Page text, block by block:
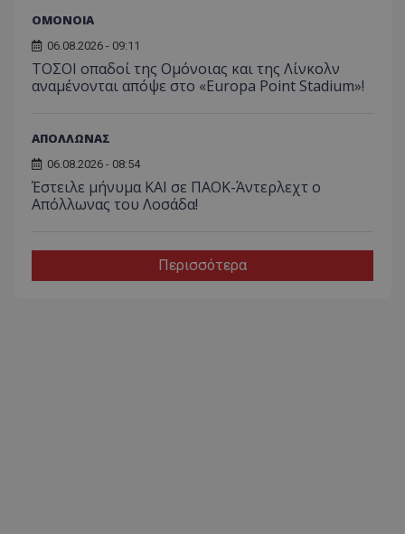
ΟΜΟΝΟΙΑ
06.08.2026 - 09:11
ΤΟΣΟΙ οπαδοί της Ομόνοιας και της Λίνκολν
αναμένονται απόψε στο «Europa Point Stadium»!
ΑΠΟΛΛΩΝΑΣ
06.08.2026 - 08:54
Έστειλε μήνυμα ΚΑΙ σε ΠΑΟΚ-Άντερλεχτ ο
Απόλλωνας του Λοσάδα!
Περισσότερα